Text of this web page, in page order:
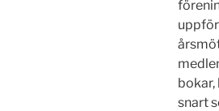
bokar,
snart